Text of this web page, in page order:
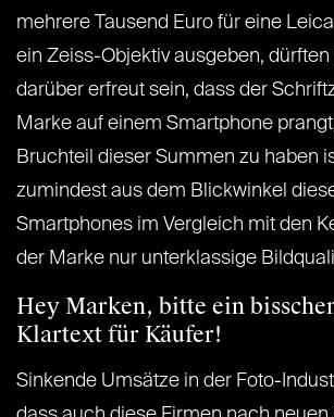
mehrere Tausend Euro für eine
ein Zeiss-Objektiv ausgeben,
darüber erfreut sein, dass der
Marke auf einem Smartphone
Bruchteil dieser Summen zu haben
zumindest aus dem Blickwinkel
Smartphones im Vergleich mit den
der Marke nur unterklassige
Hey Marken, bitte ein
Klartext für Käufer!
Sinkende Umsätze in der Foto-